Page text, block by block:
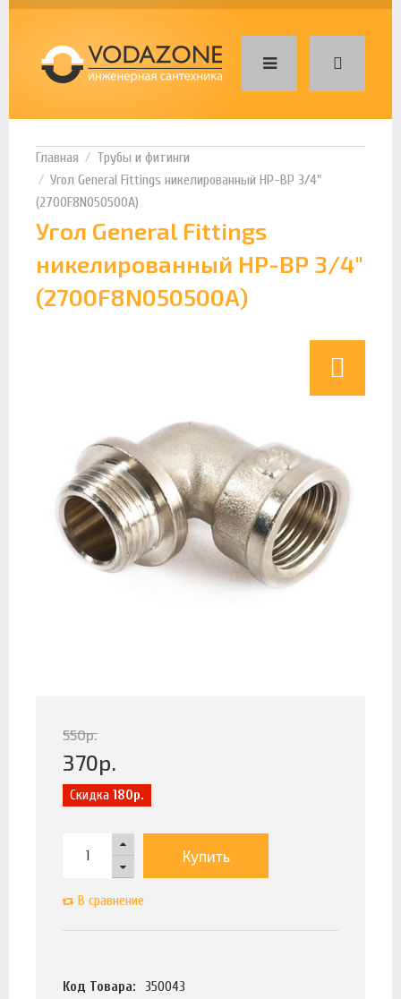
Трубы и фитинги
Угол General Fittings никелированный НР-ВР 3/4"
(2700F8N050500A)
Угол General Fittings
никелированный НР-ВР 3/4"
(2700F8N050500A)
550р.
370р.
Скидка 180р.
Купить
В сравнение
Код Товара:
350043